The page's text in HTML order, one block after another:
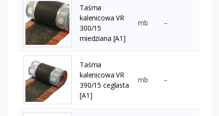
Taśma
kalenicowa VR
300/15
miedziana [A1]
mb –
Taśma
kalenicowa VR
390/15 ceglasta
[A1]
mb –